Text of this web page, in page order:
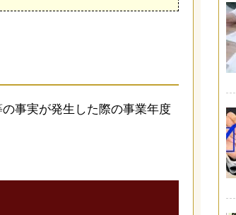
事実が発生した際の事業年度